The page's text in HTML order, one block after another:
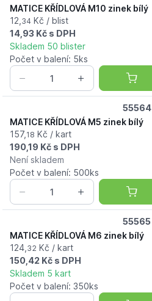
MATICE KŘÍDLOVÁ M10 zinek bílý
12, 34 Kč / blist
14,93 Kč s DPH
Skladem 50 blister
Počet v balení: 5ks
55564
MATICE KŘÍDLOVÁ M5 zinek bílý
157, 18 Kč / kart
190,19 Kč s DPH
Není skladem
Počet v balení: 500ks
55565
MATICE KŘÍDLOVÁ M6 zinek bílý
124, 32 Kč / kart
150,42 Kč s DPH
Skladem 5 kart
Počet v balení: 350ks